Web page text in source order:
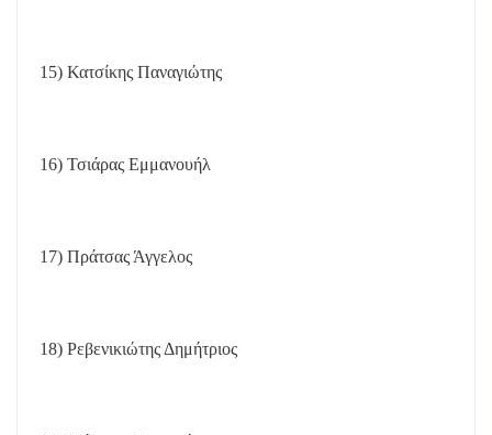
15) Κατσίκης Παναγιώτης
16) Τσιάρας Εμμανουήλ
17) Πράτσας Άγγελος
18) Ρεβενικιώτης Δημήτριος